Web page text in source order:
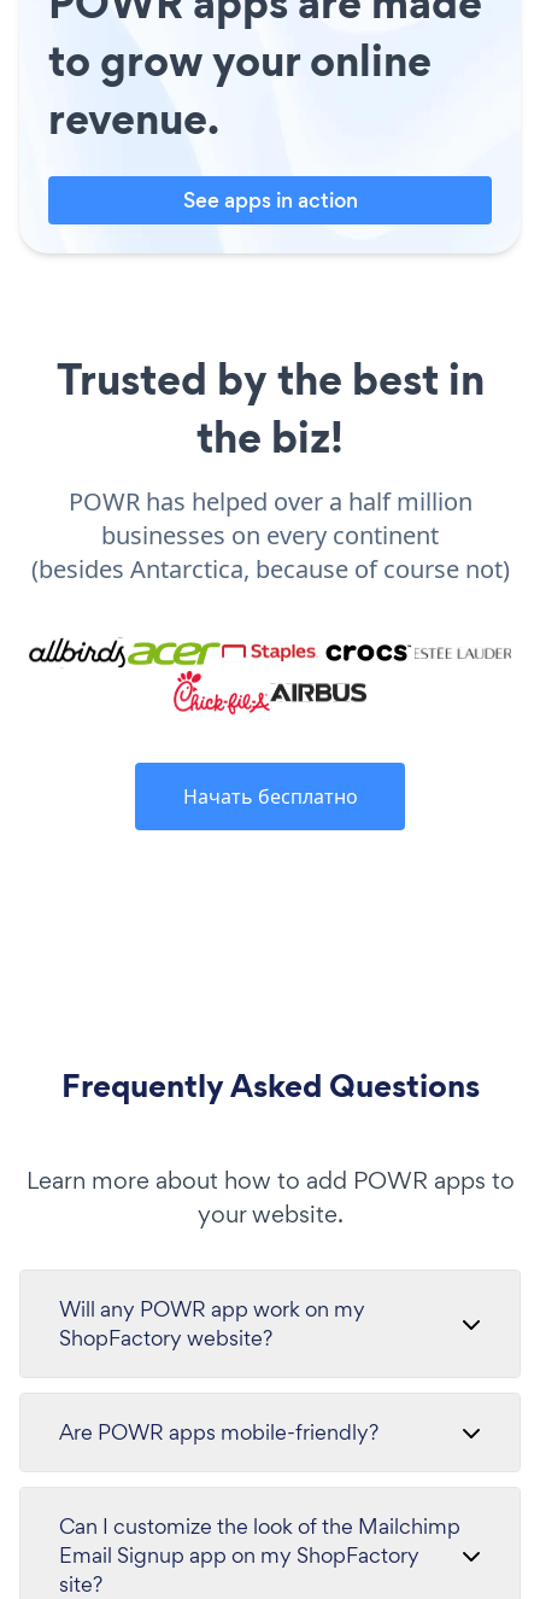
to grow your online
revenue.
See apps in action
Trusted by the best in
the biz!
POWR has helped over a half million
businesses on every continent
(besides Antarctica, because of course not)
Начать бесплатно
Frequently Asked Questions
Learn more about how to add POWR apps to
your website.
Will any POWR app work on my
ShopFactory website?
Are POWR apps mobile-friendly?
Can I customize the look of the Mailchimp
Email Signup app on my ShopFactory
site?